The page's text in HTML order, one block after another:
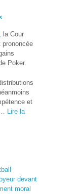
, la Cour
prononcée
Poker.
et
Lire la
devant
moral